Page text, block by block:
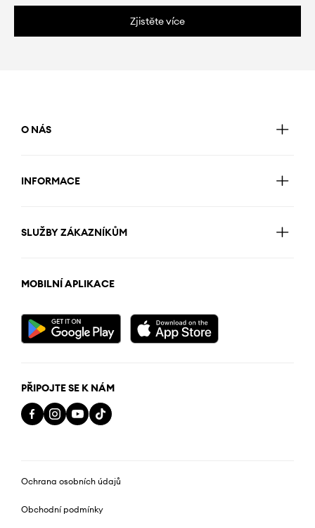
Zjistěte více
O NÁS
INFORMACE
SLUŽBY ZÁKAZNÍKŮM
MOBILNÍ APLIKACE
PŘIPOJTE SE K NÁM
Ochrana osobních údajů
Obchodní podmínky